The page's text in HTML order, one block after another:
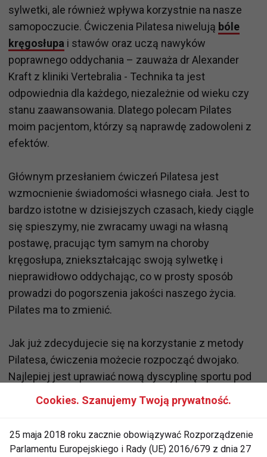
sylwetki, ale również wpływa korzystnie na nasze
samopoczucie. Ćwiczenia Pilatesa niwelują bóle
kręgosłupa i stawów oraz uczą nawyków
poprawnego oddychania – zauważa dr Alexander
Kraft z kliniki Vertebralia - Technika ta jest
odpowiednia dla każdego, niezależnie od wieku czy
stanu zaawansowania. Dlatego polecam Pilates
moim pacjentom, którzy są naprawdę zadowoleni z
efektów.
Głównym przesłaniem ćwiczeń Pilatesa jest
wzmocnienie świadomości własnego ciała. Jest to
bardzo istotne w dzisiejszych czasach, kiedy ciągle
się spieszymy, nie zwracamy uwagi na własną
postawę, pracując tym samym na choroby
kręgosłupa, zniekształcając swoją sylwetkę i
nieprawidłowo oddychając, co w prosty sposób
prowadzi do pogorszenia jakości naszego życia.
Pilates ma to zmienić.
Jak już zdecydujecie się na korzystanie z metody
Pilatesa, ćwiczenia możecie rozpocząć dwojako.
Najlepiej jest uprawiać nową dyscyplinę sportu pod
doświadczonego trenera , który dobiera
odpowiedni zestaw ćwiczeń, czuwa nad jakością ich
ćwiczących. Jeśli jednak nie macie czasu, bądź z
Cookies. Szanujemy Twoją prywatność.
25 maja 2018 roku zacznie obowiązywać Rozporządzenie
Parlamentu Europejskiego i Rady (UE) 2016/679 z dnia 27